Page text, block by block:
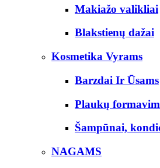
Makiažo valikliai
Blakstienų dažai
Kosmetika Vyrams
Barzdai Ir Ūsams
Plaukų
Šampūnai,
NAGAMS